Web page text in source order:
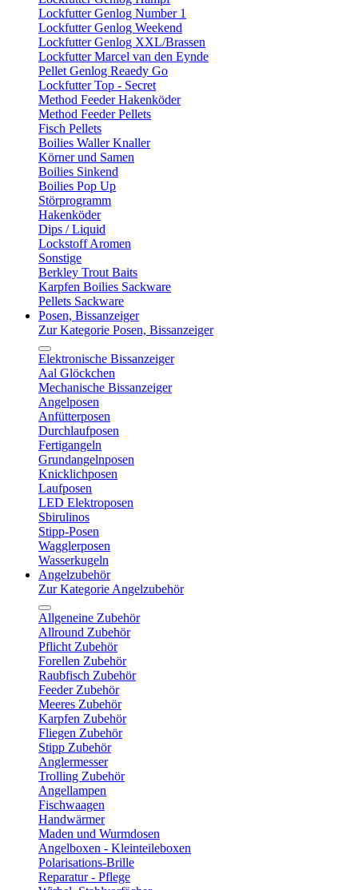
Lockfutter Genlog Number 1
Lockfutter Genlog Weekend
Lockfutter Genlog XXL/Brassen
Lockfutter Marcel van den Eynde
Pellet Genlog Reaedy Go
Lockfutter Top - Secret
Method Feeder Hakenköder
Method Feeder Pellets
Fisch Pellets
Boilies Waller Knaller
Körner und Samen
Boilies Sinkend
Boilies Pop Up
Störprogramm
Hakenköder
Dips / Liquid
Lockstoff Aromen
Sonstige
Berkley Trout Baits
Karpfen Boilies Sackware
Pellets Sackware
Posen, Bissanzeiger
Zur Kategorie Posen, Bissanzeiger
Elektronische Bissanzeiger
Aal Glöckchen
Mechanische Bissanzeiger
Angelposen
Anfütterposen
Durchlaufposen
Fertigangeln
Grundangelnposen
Knicklichposen
Laufposen
LED Elektroposen
Sbirulinos
Stipp-Posen
Wagglerposen
Wasserkugeln
Angelzubehör
Zur Kategorie Angelzubehör
Allgeneine Zubehör
Allround Zubehör
Pflicht Zubehör
Forellen Zubehör
Raubfisch Zubehör
Feeder Zubehör
Meeres Zubehör
Karpfen Zubehör
Fliegen Zubehör
Stipp Zubehör
Anglermesser
Trolling Zubehör
Angellampen
Fischwaagen
Handwärmer
Maden und Wurmdosen
Angelboxen - Kleinteileboxen
Polarisations-Brille
Reparatur - Pflege